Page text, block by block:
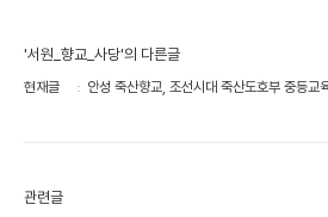
'서원_향교_사당'의 다른글
현재글 안성 죽산향교, 조선시대 죽산도호부 중등교
관련글